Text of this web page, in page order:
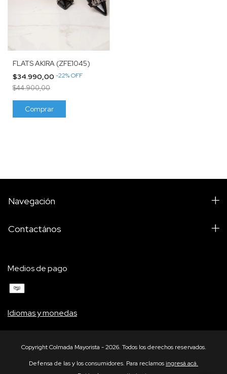
FLATS AKIRA (ZFE1045)
$34.990,00 -22%OFF
$44.900,00
Comprar
Navegación
Contactános
Medios de pago
Idiomas y monedas
Copyright Colmada Mayorista - 2026. Todos los derechos reservados.
Defensa de las y los consumidores. Para reclamosingresá acá.